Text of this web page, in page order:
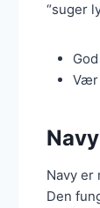
“suger
Vær
Navy er
Den